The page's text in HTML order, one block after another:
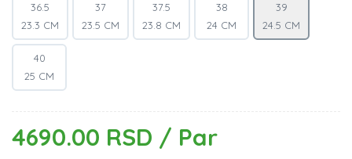
36.5
23.3 CM
37
23.5 CM
37.5
23.8 CM
38
24 CM
39
24.5 CM
40
25 CM
4690.00 RSD / Par